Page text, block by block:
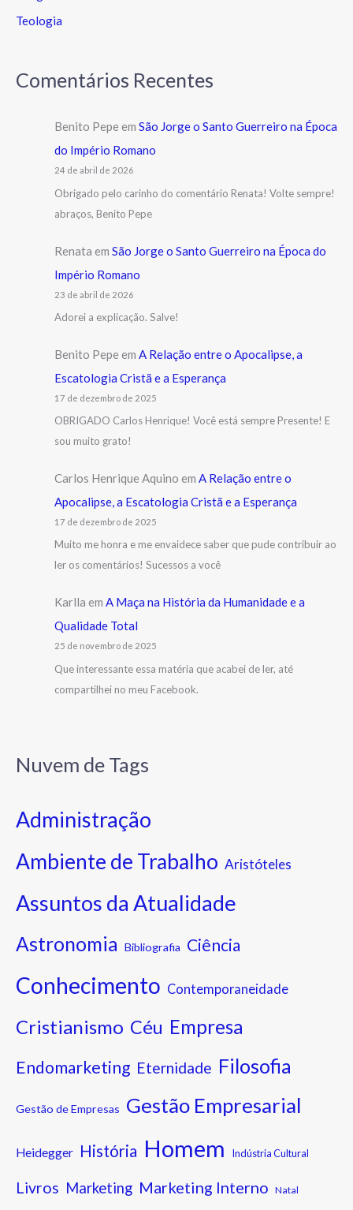
Teologia
Comentários Recentes
Benito Pepe em São Jorge o Santo Guerreiro na Época
do Império Romano
24 de abril de 2026
Obrigado pelo carinho do comentário Renata! Volte sempre!
abraços, Benito Pepe
Renata em São Jorge o Santo Guerreiro na Época do
Império Romano
23 de abril de 2026
Adorei a explicação. Salve!
Benito Pepe em A Relação entre o Apocalipse, a
Escatologia Cristã e a Esperança
17 de dezembro de 2025
OBRIGADO Carlos Henrique! Você está sempre Presente! E
sou muito grato!
Carlos Henrique Aquino em A Relação entre o
Apocalipse, a Escatologia Cristã e a Esperança
17 de dezembro de 2025
Muito me honra e me envaidece saber que pude contribuir ao
ler os comentários! Sucessos a você
Karlla em A Maça na História da Humanidade e a
Qualidade Total
25 de novembro de 2025
Que interessante essa matéria que acabei de ler, até
compartilhei no meu Facebook.
Nuvem de Tags
Administração
Ambiente de Trabalho Aristóteles
Assuntos da Atualidade
Astronomia Bibliografia Ciência
Conhecimento Contemporaneidade
Cristianismo Céu Empresa
Endomarketing Eternidade Filosofia
Gestão de Empresas Gestão Empresarial
Heidegger História Homem Indústria Cultural
Livros Marketing Marketing Interno Natal